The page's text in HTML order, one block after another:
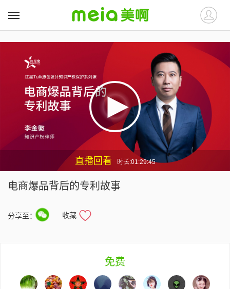
直播回看 时长:01:29:45
电商爆品背后的专利故事
分享至： 收藏
免费